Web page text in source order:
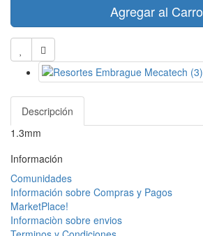
Agregar al Carro
Descripción
1.3mm
Información
Comunidades
Información sobre Compras y Pagos
MarketPlace!
Informaciòn sobre envios